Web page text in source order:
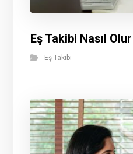
Eş Takibi Nasıl Olur
Eş Takibi